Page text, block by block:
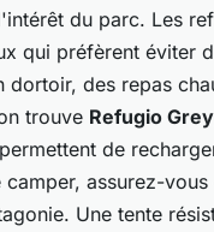
du parc. Les
qui préfèrent éviter
dortoir, des repas
trouve Refugio Grey
de
assurez-
Une tente